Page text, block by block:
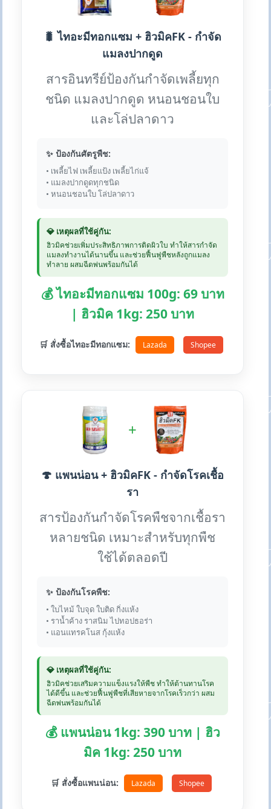
🐛 ไทอะมีทอกแซม + ฮิวมิคFK - กำจัด
แมลงปากดูด
สารอินทรีย์ป้องกันกำจัดเพลี้ยทุก
ชนิด แมลงปากดูด หนอนชอนใบ
และโล่ปลาดาว
✨ ป้องกันศัตรูพืช:
• เพลี้ยไฟ เพลี้ยแป้ง เพลี้ยไก่แจ้
• แมลงปากดูดทุกชนิด
• หนอนชอนใบ โล่ปลาดาว
💎 เหตุผลที่ใช้คู่กัน:
ฮิวมิคช่วยเพิ่มประสิทธิภาพการติดผิวใบ ทำให้สารกำจัด
แมลงทำงานได้นานขึ้น และช่วยฟื้นฟูพืชหลังถูกแมลง
ทำลาย ผสมฉีดพ่นพร้อมกันได้
💰 ไทอะมีทอกแซม 100g: 69 บาท
| ฮิวมิค 1kg: 250 บาท
🛒 สั่งซื้อไทอะมีทอกแซม: Lazada Shopee
+
🍄 แพนน่อน + ฮิวมิคFK - กำจัดโรคเชื้อ
รา
สารป้องกันกำจัดโรคพืชจากเชื้อรา
หลายชนิด เหมาะสำหรับทุกพืช
ใช้ได้ตลอดปี
✨ ป้องกันโรคพืช:
• ใบไหม้ ใบจุด ใบติด กิ่งแห้ง
• ราน้ำค้าง ราสนิม ไปทอปธอร่า
• แอนแทรคโนส กุ้งแห้ง
💎 เหตุผลที่ใช้คู่กัน:
ฮิวมิคช่วยเสริมความแข็งแรงให้พืช ทำให้ต้านทานโรค
ได้ดีขึ้น และช่วยฟื้นฟูพืชที่เสียหายจากโรคเร็วกว่า ผสม
ฉีดพ่นพร้อมกันได้
💰 แพนน่อน 1kg: 390 บาท | ฮิว
มิค 1kg: 250 บาท
🛒 สั่งซื้อแพนน่อน: Lazada Shopee